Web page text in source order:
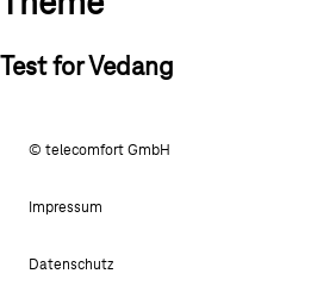
Test for Vedang
© telecomfort GmbH
Impressum
Datenschutz